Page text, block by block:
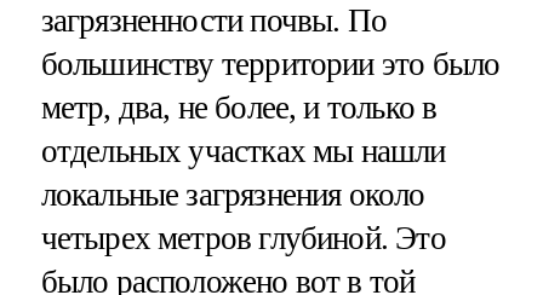
загрязненности почвы. По
большинству территории это было
метр, два, не более, и только в
отдельных участках мы нашли
локальные загрязнения около
четырех метров глубиной. Это
было расположено вот в той